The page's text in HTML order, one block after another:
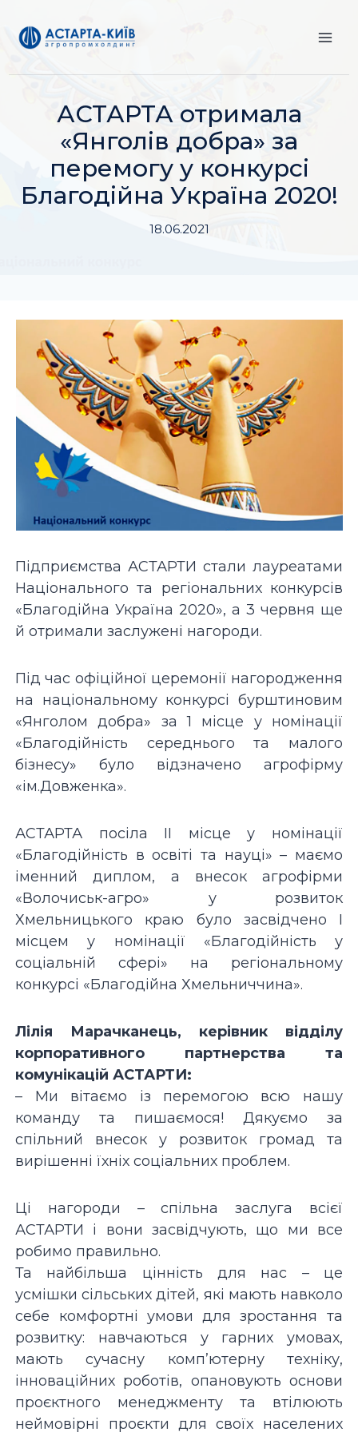
вмісту
АСТАРТА отримала
«Янголів добра» за
перемогу у конкурсі
Благодійна Україна 2020!
18.06.2021
Підприємства АСТАРТИ стали лауреатами
Національного та регіональних конкурсів
«Благодійна Україна 2020», а 3 червня ще
й отримали заслужені нагороди.
Під час офіційної церемонії нагородження
на національному конкурсі бурштиновим
«Янголом добра» за 1 місце у номінації
«Благодійність середнього та малого
бізнесу» було відзначено агрофірму
«ім.Довженка».
АСТАРТА посіла ІІ місце у номінації
«Благодійність в освіті та науці» – маємо
іменний диплом, а внесок агрофірми
«Волочиськ-агро» у розвиток
Хмельницького краю було засвідчено І
місцем у номінації «Благодійність у
соціальній сфері» на регіональному
конкурсі «Благодійна Хмельниччина».
Лілія Марачканець, керівник відділу
корпоративного партнерства та
комунікацій АСТАРТИ:
– Ми вітаємо із перемогою всю нашу
команду та пишаємося! Дякуємо за
спільний внесок у розвиток громад та
вирішенні їхніх соціальних проблем.
Ці нагороди – спільна заслуга всієї
АСТАРТИ і вони засвідчують, що ми все
робимо правильно.
Та найбільша цінність для нас – це
усмішки сільських дітей, які мають навколо
себе комфортні умови для зростання та
розвитку: навчаються у гарних умовах,
мають сучасну комп’ютерну техніку,
інноваційних роботів, опановують основи
проєктного менеджменту та втілюють
неймовірні проєкти для своїх населених